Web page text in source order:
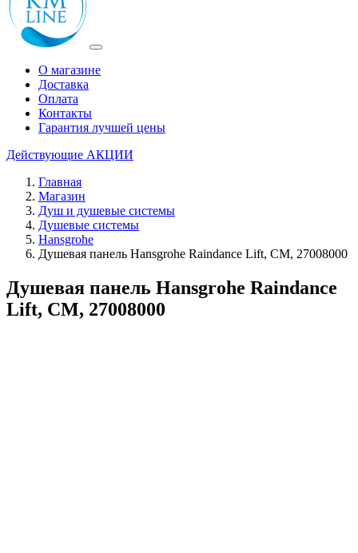
О магазине
Доставка
Оплата
Контакты
Гарантия лучшей цены
Действующие АКЦИИ
Главная
Магазин
Душ и душевые системы
Душевые системы
Hansgrohe
Душевая панель Hansgrohe Raindance Lift, СМ, 27008000
Душевая панель Hansgrohe Raindance
Lift, СМ, 27008000